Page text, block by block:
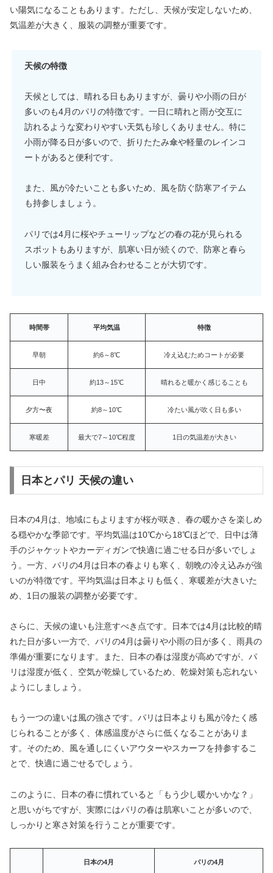
い陽気になることもあります。ただし、天候が安定しないため、
気温差が大きく、服装の調整が重要です。
天候の特徴
天候としては、晴れる日もありますが、曇りや小雨の日が
多いのも4月のパリの特徴です。一日に晴れと雨が交互に
訪れるような変わりやすい天気も珍しくありません。特に
小雨が降る日が多いので、折りたたみ傘や軽量のレインコ
ートがあると便利です。
また、風が冷たいことも多いため、風を防ぐ防寒アイテム
も持参しましょう。
パリでは4月に桜やチューリップなどの春の花が見られる
スポットもありますが、肌寒い日が続くので、防寒と春ら
しい服装をうまく組み合わせることが大切です。
時間帯 平均気温 特徴
早朝 約6～8℃ 冷え込むためコートが必要
日中 約13～15℃ 晴れると暖かく感じることも
夕方〜夜 約8～10℃ 冷たい風が吹く日も多い
寒暖差 最大で7～10℃程度 1日の気温差が大きい
日本とパリ 天候の違い
日本の4月は、地域にもよりますが桜が咲き、春の暖かさを楽しめ
る穏やかな季節です。平均気温は10℃から18℃ほどで、日中は薄
手のジャケットやカーディガンで快適に過ごせる日が多いでしょ
う。一方、パリの4月は日本の春よりも寒く、朝晩の冷え込みが強
いのが特徴です。平均気温は日本よりも低く、寒暖差が大きいた
め、1日の服装の調整が必要です。
さらに、天候の違いも注意すべき点です。日本では4月は比較的晴
れた日が多い一方で、パリの4月は曇りや小雨の日が多く、雨具の
準備が重要になります。また、日本の春は湿度が高めですが、パ
リは湿度が低く、空気が乾燥しているため、乾燥対策も忘れない
ようにしましょう。
もう一つの違いは風の強さです。パリは日本よりも風が冷たく感
じられることが多く、体感温度がさらに低くなることがありま
す。そのため、風を通しにくいアウターやスカーフを持参するこ
とで、快適に過ごせるでしょう。
このように、日本の春に慣れていると「もう少し暖かいかな？」
と思いがちですが、実際にはパリの春は肌寒いことが多いので、
しっかりと寒さ対策を行うことが重要です。
日本の4月 パリの4月